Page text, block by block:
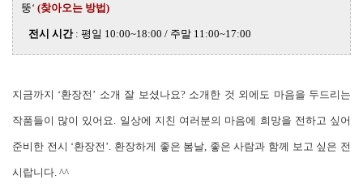
뚱‘ (찾아오는 방법)
전시 시간 : 평일 10:00~18:00 / 주말 11:00~17:00
지금까지 ‘환장전’ 소개 잘 보셨나요? 소개한 것 외에도 마음을 두드리는
작품들이 많이 있어요. 일상에 지친 여러분의 마음에 희망을 전하고 싶어
준비한 전시 ‘환장전’. 환장하게 좋은 봄날, 좋은 사람과 함께 보고 싶은 전
시랍니다. ^^